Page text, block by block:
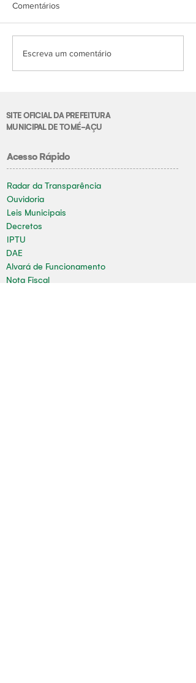
Comentários
Escreva um comentário
SITE OFICIAL DA PREFEITURA
MUNICIPAL DE TOMÉ-AÇU
Acesso Rápido
Radar da Transparência
Ouvidoria
Leis Municipais
Decretos
IPTU
DAE
Alvará de Funcionamento
Nota Fiscal